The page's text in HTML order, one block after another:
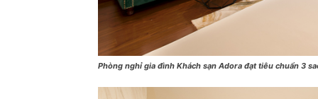
Phòng nghỉ gia đình Khách sạn Adora đạt tiêu chuẩn 3